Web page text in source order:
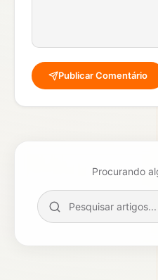
Publicar Comentário
Procurando